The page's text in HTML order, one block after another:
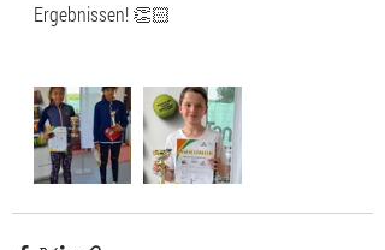
Ergebnissen! 👏🏻